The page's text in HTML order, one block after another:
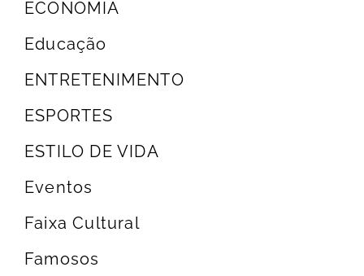
ECONOMIA
Educação
ENTRETENIMENTO
ESPORTES
ESTILO DE VIDA
Eventos
Faixa Cultural
Famosos